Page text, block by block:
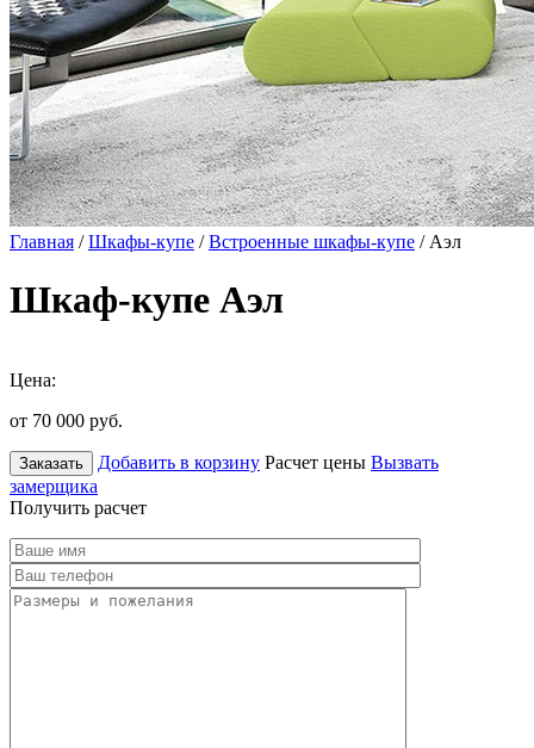
Главная /Шкафы-купе /Встроенные шкафы-купе / Аэл
Шкаф-купе Аэл
Цена:
от 70 000 руб.
Заказать Добавить в корзину Расчет цены Вызвать
замерщика
Получить расчет